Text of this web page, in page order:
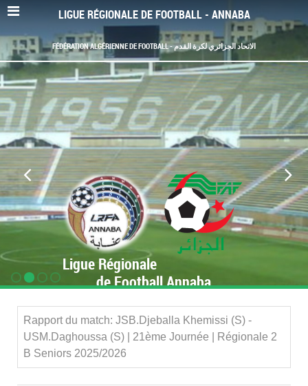
LIGUE RÉGIONALE DE FOOTBALL - ANNABA
FÉDÉRATION ALGÉRIENNE DE FOOTBALL - الاتحاد الجزائري لكرة القدم
Ligue Régionale
de Football Annaba
Rapport du match: JSB.Djeballa Khemissi (S) -
USM.Daghoussa (S) | 21ème Journée | Régionale 2
B Seniors 2025/2026